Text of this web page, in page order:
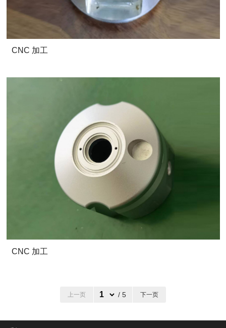
CNC 加工
CNC 加工
上一页 / 5 下一页